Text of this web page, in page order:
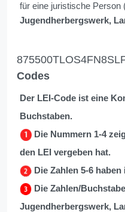
für eine juristische Person
Jugendherbergswerk,
Codes
Der LEI-Code ist eine
Buchstaben.
Die Nummern 1-4
den LEI vergeben hat.
Die Zahlen 5-6
Die Zahlen/
Jugendherbergswerk,